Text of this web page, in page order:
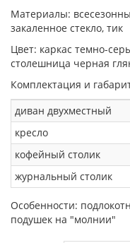
Материалы:
закаленное стекло, тик
Цвет: каркас темно-
столешница черная
Комплектация и
диван двухместный
кресло
кофейный столик
журнальный столик
Особенности:
подушек на "молнии"